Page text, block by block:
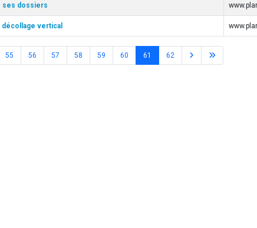
ses dossiers
vertical
55 56 57 58 59 60 61 62